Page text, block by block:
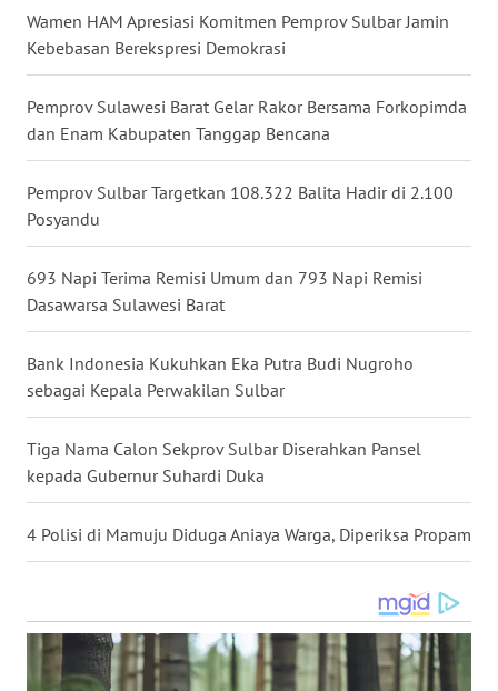
Wamen HAM Apresiasi Komitmen Pemprov Sulbar Jamin
Kebebasan Berekspresi Demokrasi
Pemprov Sulawesi Barat Gelar Rakor Bersama Forkopimda
dan Enam Kabupaten Tanggap Bencana
Pemprov Sulbar Targetkan 108.322 Balita Hadir di 2.100
Posyandu
693 Napi Terima Remisi Umum dan 793 Napi Remisi
Dasawarsa Sulawesi Barat
Bank Indonesia Kukuhkan Eka Putra Budi Nugroho
sebagai Kepala Perwakilan Sulbar
Tiga Nama Calon Sekprov Sulbar Diserahkan Pansel
kepada Gubernur Suhardi Duka
4 Polisi di Mamuju Diduga Aniaya Warga, Diperiksa Propam
WN
WN
DAIRI
DANAU
TOBA
WN
NIAS
WN
LANGKAT
WN